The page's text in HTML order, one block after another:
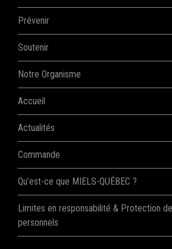
Prévenir
Soutenir
Notre Organisme
Accueil
Actualités
Commande
Qu’est-ce que MIELS-QUÉBEC ?
Limites en responsabilité & Protection
personnels